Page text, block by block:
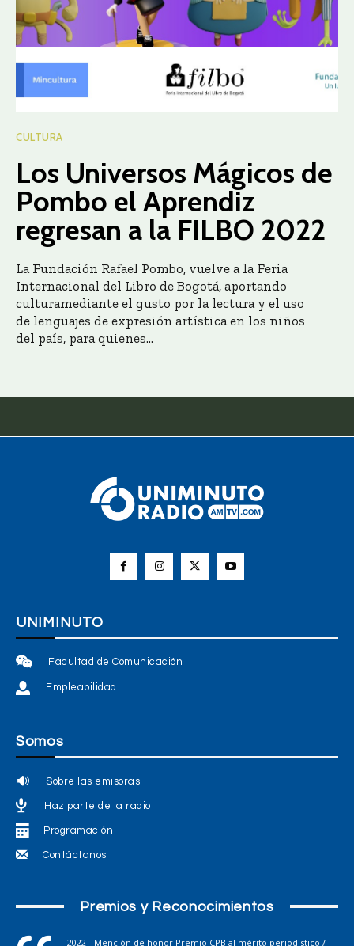
CULTURA
Los Universos Mágicos de
Pombo el Aprendiz
regresan a la FILBO 2022
La Fundación Rafael Pombo, vuelve a la Feria
Internacional del Libro de Bogotá, aportando
culturamediante el gusto por la lectura y el uso
de lenguajes de expresión artística en los niños
del país, para quienes...
UNIMINUTO
Facultad de Comunicación
Empleabilidad
Somos
Sobre las emisoras
Haz parte de la radio
Programación
Contáctanos
Premios y Reconocimientos
2022 - Mención de honor Premio CPB al mérito periodístico /